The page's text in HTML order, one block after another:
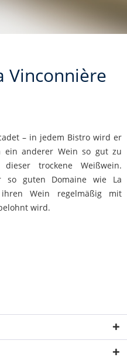
Vinconnière
– in jedem Bistro wird er
ein anderer Wein so gut zu
trockene Weißwein.
so guten Domaine wie La
Wein regelmäßig mit
wird.